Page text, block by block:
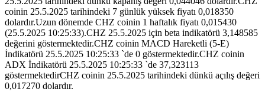
coinin 25.5.2025 tarihindeki 7 günlük yüksek fiyatı 0,018350
dolardır.Uzun dönemde CHZ coinin 1 haftalık fiyatı 0,015430
(25.5.2025 10:25:33).CHZ 25.5.2025 için beta indikatörü 3,148585
değerini göstermektedir.CHZ coinin MACD Hareketli (5-E)
İndikatörü 25.5.2025 10:25:33 `de 0 göstermektedir.CHZ coinin
ADX İndikatörü 25.5.2025 10:25:33 `de 37,323113
göstermektedirCHZ coinin 25.5.2025 tarihindeki dünkü açılış değeri
0,017270 dolardır.